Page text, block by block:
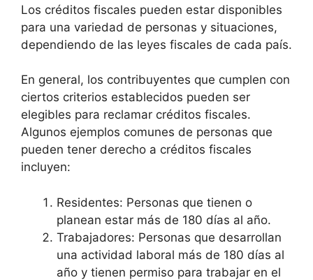
Los créditos fiscales pueden estar disponibles
para una variedad de personas y situaciones,
dependiendo de las leyes fiscales de cada país.
En general, los contribuyentes que cumplen con
ciertos criterios establecidos pueden ser
elegibles para reclamar créditos fiscales.
Algunos ejemplos comunes de personas que
pueden tener derecho a créditos fiscales
incluyen:
Residentes: Personas que tienen o
planean estar más de 180 días al año.
Trabajadores: Personas que desarrollan
una actividad laboral más de 180 días al
año y tienen permiso para trabajar en el